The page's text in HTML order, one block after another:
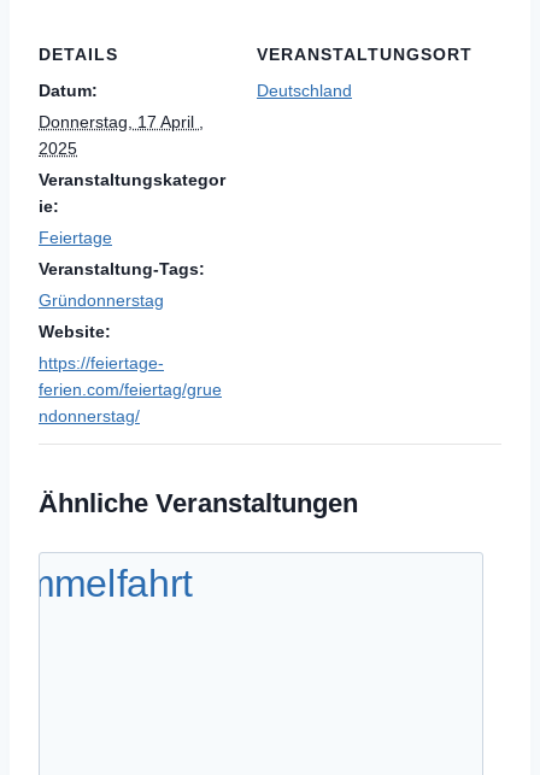
DETAILS
Datum:
Donnerstag, 17 April ,
2025
Veranstaltungskategor
ie:
Feiertage
Veranstaltung-Tags:
Gründonnerstag
Website:
https://feiertage-
ferien.com/feiertag/grue
ndonnerstag/
VERANSTALTUNGSORT
Deutschland
Ähnliche Veranstaltungen